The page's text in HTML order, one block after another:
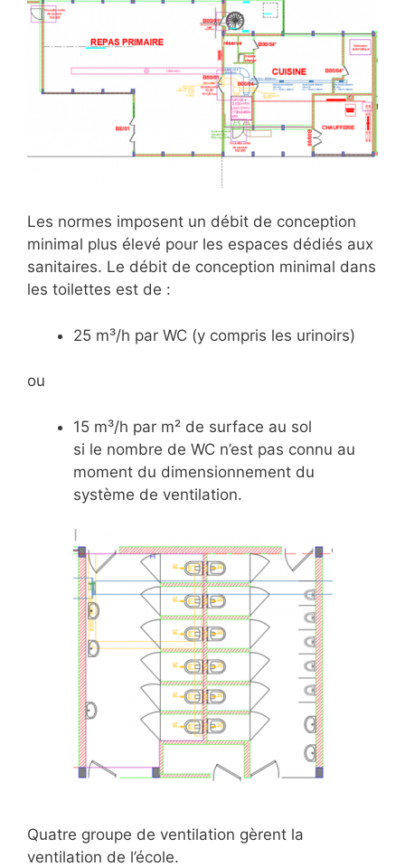
Les normes imposent un débit de conception
minimal plus élevé pour les espaces dédiés aux
sanitaires. Le débit de conception minimal dans
les toilettes est de :
25 m³/h par WC (y compris les urinoirs)
ou
15 m³/h par m² de surface au sol
si le nombre de WC n’est pas connu au
moment du dimensionnement du
système de ventilation.
Quatre groupe de ventilation gèrent la
ventilation de l’école.